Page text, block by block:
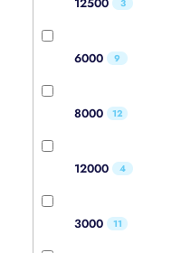
3
6000 9
8000 12
12000 4
3000 11